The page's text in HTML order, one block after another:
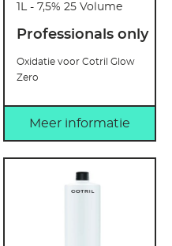
1L - 7,5% 25 Volume
Professionals only
Oxidatie voor Cotril Glow
Zero
Meer informatie